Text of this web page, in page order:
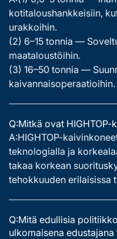
kotitaloushankkeisiin,
urakkoihin.
(2) 6–15 tonnia —
maataloustöihin.
(3) 16–50 tonnia —
kaivannaisoperaatioihin.
Q:Mitkä ovat
A:HIGHTOP-
teknologialla ja
takaa korkean
tehokkuuden erilaisissa
Q:Mitä edullisia
ulkomaisena